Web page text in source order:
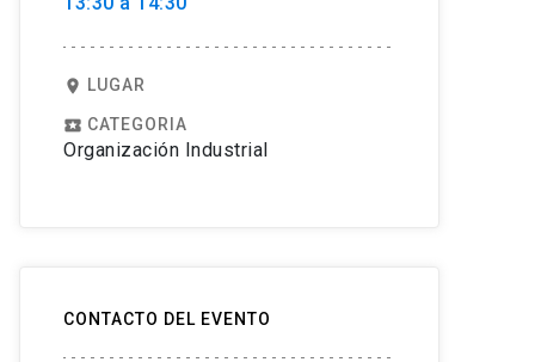
location_on LUGAR
local_play CATEGORIA
Organización Industrial
CONTACTO DEL EVENTO